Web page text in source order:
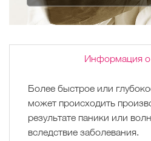
Информация
Более быстрое или
может происходить
результате паники или
вследствие заболевания.